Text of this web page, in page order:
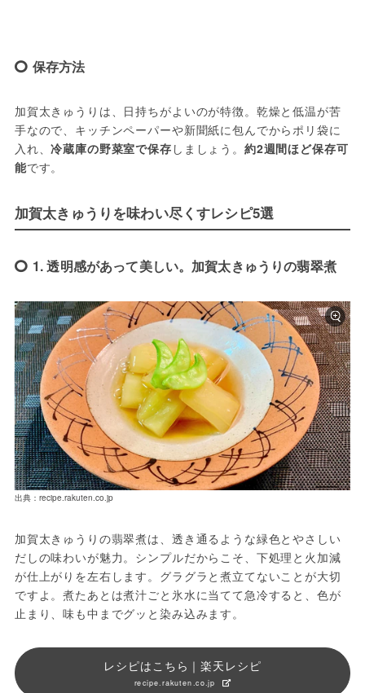
保存方法
加賀太きゅうりは、日持ちがよいのが特徴。乾燥と低温が苦
手なので、キッチンペーパーや新聞紙に包んでからポリ袋に
入れ、冷蔵庫の野菜室で保存 しましょう。 約2週間ほど保存可
能です。
加賀太きゅうりを味わい尽くすレシピ5選
1. 透明感があって美しい。加賀太きゅうりの翡翠煮
出典：recipe.rakuten.co.jp
加賀太きゅうりの翡翠煮は、透き通るような緑色とやさしい
だしの味わいが魅力。シンプルだからこそ、下処理と火加減
が仕上がりを左右します。グラグラと煮立てないことが大切
ですよ。煮たあとは煮汁ごと氷水に当てて急冷すると、色が
止まり、味も中までグッと染み込みます。
レシピはこちら｜楽天レシピ
recipe.rakuten.co.jp